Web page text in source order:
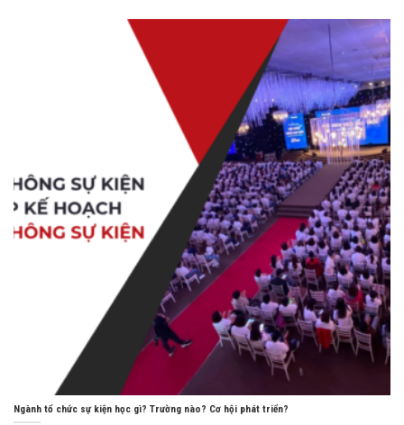
Ngành tổ chức sự kiện học gì? Trường nào? Cơ hội phát triển?